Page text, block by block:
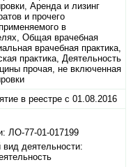
Аренда и лизинг
и прочего
в
Общая врачебная
врачебная практика,
практика, Деятельность
прочая, не включенная
в реестре с 01.08.2016
ЛО-77-01-017199
деятельности: